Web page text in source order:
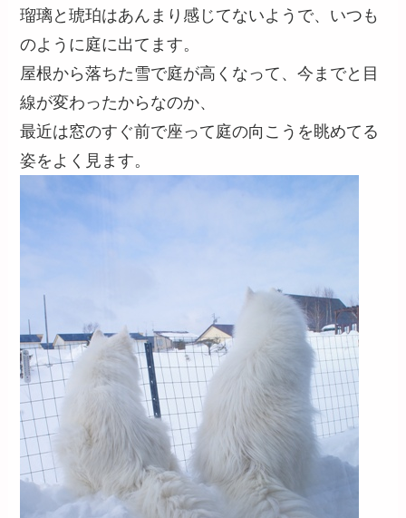
瑠璃と琥珀はあんまり感じてないようで、いつも
のように庭に出てます。
屋根から落ちた雪で庭が高くなって、今までと目
線が変わったからなのか、
最近は窓のすぐ前で座って庭の向こうを眺めてる
姿をよく見ます。